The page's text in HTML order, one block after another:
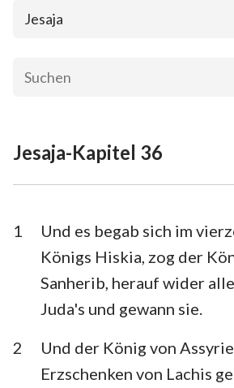
Jesaja
5. Mose
1.Samuel
1. Chronik
Esra
Esther Hiob
Psalm Sprüche
Klagelieder
Jesaja-Kapitel 36
1
Und es begab sich im
Königs Hiskia, zog der
Sanherib, herauf wider
Juda's und gewann sie.
2
Und der König von
Erzschenken von Lachis